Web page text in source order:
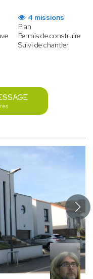
4 missions
Plan
Permis de construire
Suivi de chantier